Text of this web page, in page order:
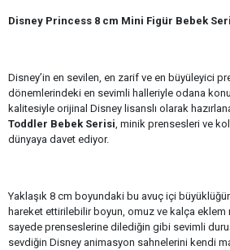
Disney Princess 8 cm Mini Figür Bebek
Disney’in en sevilen, en zarif ve en büyüleyici
dönemlerindeki en sevimli halleriyle odana
kalitesiyle orijinal Disney lisanslı olarak
Toddler Bebek Serisi , minik prensesleri ve
dünyaya davet ediyor.
Yaklaşık 8 cm boyundaki bu avuç içi
hareket ettirilebilir boyun, omuz ve kalça eklem
sayede prenseslerine dilediğin gibi sevimli
sevdiğin Disney animasyon sahnelerini kendi